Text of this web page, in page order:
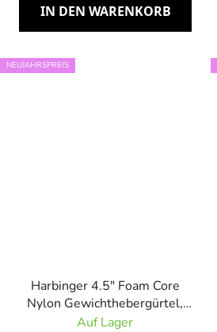
IN DEN WARENKORB
NEUJAHRSPREIS
Harbinger 4.5" Foam Core
Nylon Gewichthebergürtel,
Unisex Floral
Auf Lager